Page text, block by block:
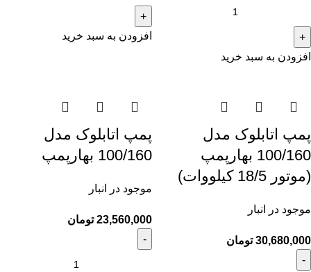
افزودن به سبد خرید
افزودن به سبد خرید
پمپ اتابلوک مدل
100/160 بهارپمپ
(موتور 18/5 کیلووات)
موجود در انبار
30,680,000 تومان
پمپ اتابلوک مدل
100/160 بهارپمپ
موجود در انبار
23,560,000 تومان